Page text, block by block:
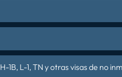
L-1, TN y otras visas de no